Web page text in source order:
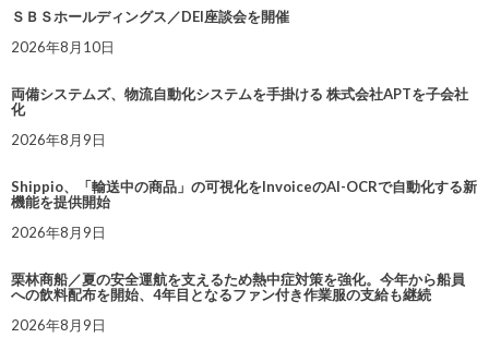
ＳＢＳホールディングス／DEI座談会を開催
2026年8月10日
両備システムズ、物流自動化システムを手掛ける 株式会社APTを子会社
化
2026年8月9日
Shippio、「輸送中の商品」の可視化をInvoiceのAI-OCRで自動化する新
機能を提供開始
2026年8月9日
栗林商船／夏の安全運航を支えるため熱中症対策を強化。今年から船員
への飲料配布を開始、4年目となるファン付き作業服の支給も継続
2026年8月9日